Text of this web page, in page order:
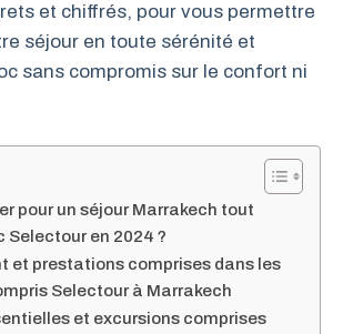
et chiffrés, pour vous permettre
séjour en toute sérénité et
sans compromis sur le confort ni
pour un séjour Marrakech tout
Selectour en 2024 ?
et prestations comprises dans les
Selectour à Marrakech
et excursions comprises